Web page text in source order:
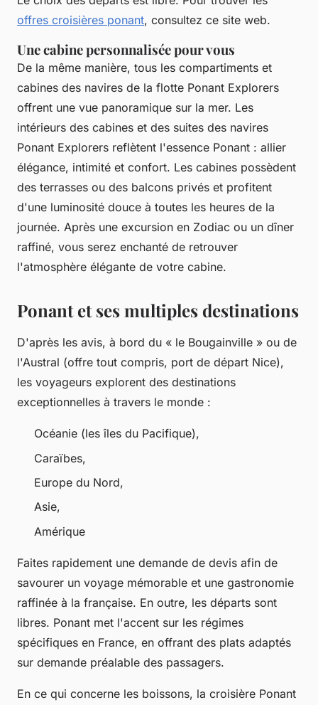
offres croisières ponant, consultez ce site web.
Une cabine personnalisée pour vous
De la même manière, tous les compartiments et
cabines des navires de la flotte Ponant Explorers
offrent une vue panoramique sur la mer. Les
intérieurs des cabines et des suites des navires
Ponant Explorers reflètent l'essence Ponant : allier
élégance, intimité et confort. Les cabines possèdent
des terrasses ou des balcons privés et profitent
d'une luminosité douce à toutes les heures de la
journée. Après une excursion en Zodiac ou un dîner
raffiné, vous serez enchanté de retrouver
l'atmosphère élégante de votre cabine.
Ponant et ses multiples destinations
D'après les avis, à bord du « le Bougainville » ou de
l'Austral (offre tout compris, port de départ Nice),
les voyageurs explorent des destinations
exceptionnelles à travers le monde :
Océanie (les îles du Pacifique),
Caraïbes,
Europe du Nord,
Asie,
Amérique
Faites rapidement une demande de devis afin de
savourer un voyage mémorable et une gastronomie
raffinée à la française. En outre, les départs sont
libres. Ponant met l'accent sur les régimes
spécifiques en France, en offrant des plats adaptés
sur demande préalable des passagers.
En ce qui concerne les boissons, la croisière Ponant